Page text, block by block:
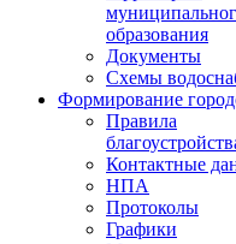
образования
Документы
Схемы
Формирование
Правила
Контактные
НПА
Протоколы
Графики